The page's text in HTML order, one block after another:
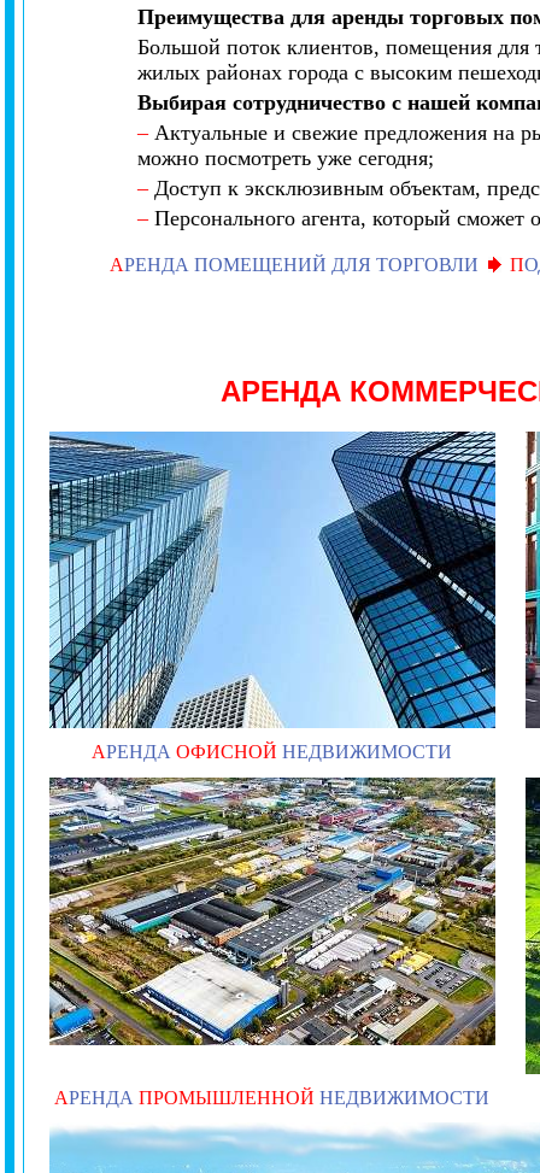
Преимущества для аренды торговых
Большой поток клиентов, помещения для
жилых районах города с высоким
Выбирая сотрудничество с нашей
–Актуальные и свежие предложения на
можно посмотреть уже сегодня;
–Доступ к эксклюзивным объектам,
–Персонального агента, который сможет
АРЕНДА ПОМЕЩЕНИЙ ДЛЯ ТОРГОВЛИ П
АРЕНДА
АРЕНДА ОФИСНОЙ НЕДВИЖИМОСТИ
АРЕНДА ПРОМЫШЛЕННОЙ НЕДВИЖИМОСТИ